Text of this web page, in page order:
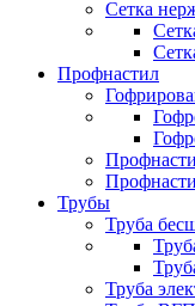
Сетка
Профнастил
Трубы
Труба
Труба